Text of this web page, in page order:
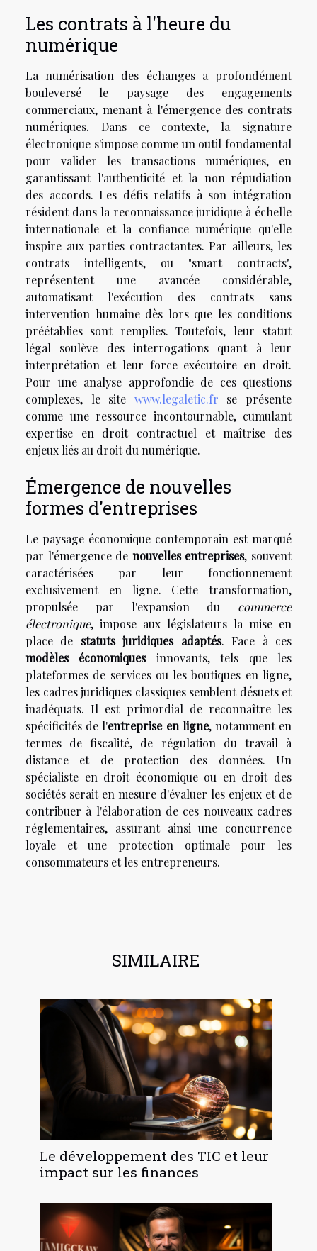
Les contrats à l'heure du
numérique
La numérisation des échanges a profondément
bouleversé le paysage des engagements
commerciaux, menant à l'émergence des contrats
numériques. Dans ce contexte, la signature
électronique s'impose comme un outil fondamental
pour valider les transactions numériques, en
garantissant l'authenticité et la non-répudiation
des accords. Les défis relatifs à son intégration
résident dans la reconnaissance juridique à échelle
internationale et la confiance numérique qu'elle
inspire aux parties contractantes. Par ailleurs, les
contrats intelligents, ou "smart contracts",
représentent une avancée considérable,
automatisant l'exécution des contrats sans
intervention humaine dès lors que les conditions
préétablies sont remplies. Toutefois, leur statut
légal soulève des interrogations quant à leur
interprétation et leur force exécutoire en droit.
Pour une analyse approfondie de ces questions
complexes, le site www.legaletic.fr se présente
comme une ressource incontournable, cumulant
expertise en droit contractuel et maîtrise des
enjeux liés au droit du numérique.
Émergence de nouvelles
formes d'entreprises
Le paysage économique contemporain est marqué
par l'émergence de nouvelles entreprises, souvent
caractérisées par leur fonctionnement
exclusivement en ligne. Cette transformation,
propulsée par l'expansion du commerce
électronique, impose aux législateurs la mise en
place de statuts juridiques adaptés. Face à ces
modèles économiquesinnovants, tels que les
plateformes de services ou les boutiques en ligne,
les cadres juridiques classiques semblent désuets et
inadéquats. Il est primordial de reconnaître les
spécificités de l'entreprise en ligne, notamment en
termes de fiscalité, de régulation du travail à
distance et de protection des données. Un
spécialiste en droit économique ou en droit des
sociétés serait en mesure d'évaluer les enjeux et de
contribuer à l'élaboration de ces nouveaux cadres
réglementaires, assurant ainsi une concurrence
loyale et une protection optimale pour les
consommateurs et les entrepreneurs.
SIMILAIRE
Le développement des TIC et leur
impact sur les finances